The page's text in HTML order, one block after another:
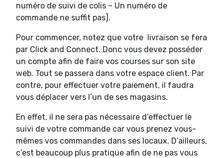
numéro de suivi de colis – Un numéro de
commande ne suffit pas].
Pour commencer, notez que votre livraison se fera
par Click and Connect. Donc vous devez posséder
un compte afin de faire vos courses sur son site
web. Tout se passera dans votre espace client. Par
contre, pour effectuer votre paiement, il faudra
vous déplacer vers l’un de ses magasins.
En effet, il ne sera pas nécessaire d’effectuer le
suivi de votre commande car vous prenez vous-
mêmes vos commandes dans ses locaux. D’ailleurs,
c’est beaucoup plus pratique afin de ne pas vous